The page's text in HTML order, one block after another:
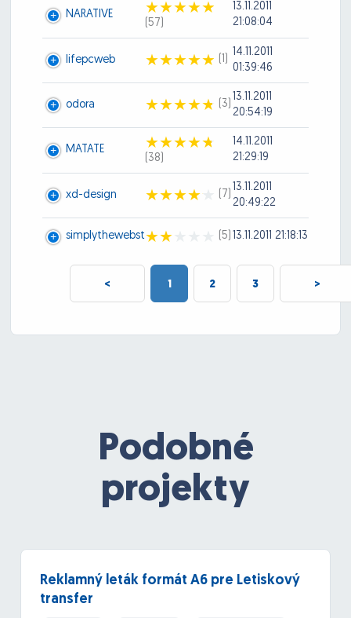
NARATIVE
(57)
13.11.2011
21:08:04
lifepcweb (1)
14.11.2011
01:39:46
odora (3)
13.11.2011
20:54:19
MATATE
(38)
14.11.2011
21:29:19
xd-design (7)
13.11.2011
20:49:22
simplythewebst (5) 13.11.2011 21:18:13
< 1 2 3 >
Podobné
projekty
Reklamný leták formát A6 pre Letiskový
transfer